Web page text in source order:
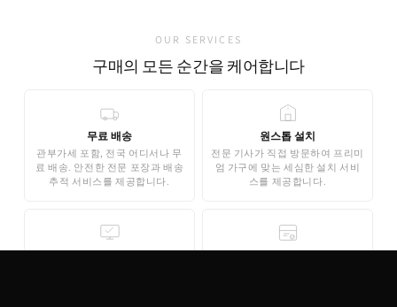
OUR SERVICES
구매의 모든 순간을 케어합니다
무료 배송
관부가세 포함, 전국 어디서나 무
료 배송. 안전한 전문 포장과 배송
추적 서비스를 제공합니다.
원스톱 설치
전문 기사가 직접 방문하여 프리미
엄 가구에 맞는 세심한 설치 서비
스를 제공합니다.